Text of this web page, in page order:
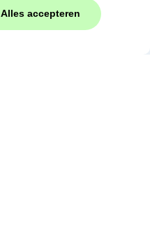
Alles accepteren